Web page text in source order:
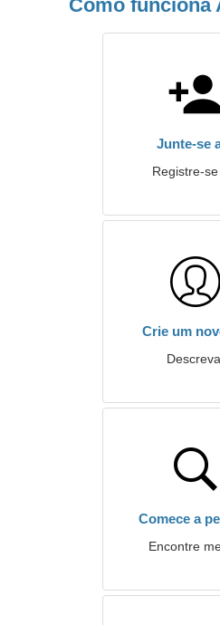
Como funciona
Junte-se
Registre-
Crie um
Comece a
Encontre